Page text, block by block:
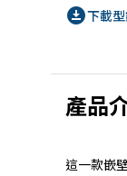
download_for_offline下載
產品
這一款嵌